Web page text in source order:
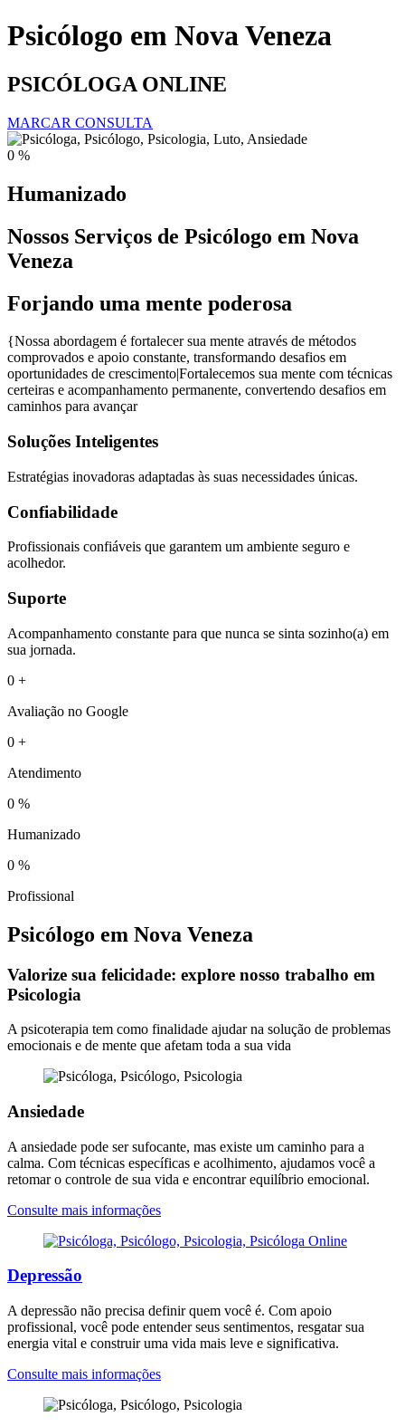
Psicólogo em Nova Veneza
PSICÓLOGA ONLINE
MARCAR CONSULTA
0 %
Humanizado
Nossos Serviços de Psicólogo em Nova
Veneza
Forjando uma mente poderosa
{Nossa abordagem é fortalecer sua mente através de métodos
comprovados e apoio constante, transformando desafios em
oportunidades de crescimento|Fortalecemos sua mente com técnicas
certeiras e acompanhamento permanente, convertendo desafios em
caminhos para avançar
Soluções Inteligentes
Estratégias inovadoras adaptadas às suas necessidades únicas.
Confiabilidade
Profissionais confiáveis que garantem um ambiente seguro e
acolhedor.
Suporte
Acompanhamento constante para que nunca se sinta sozinho(a) em
sua jornada.
0 +
Avaliação no Google
0 +
Atendimento
0 %
Humanizado
0 %
Profissional
Psicólogo em Nova Veneza
Valorize sua felicidade: explore nosso trabalho em
Psicologia
A psicoterapia tem como finalidade ajudar na solução de problemas
emocionais e de mente que afetam toda a sua vida
Ansiedade
A ansiedade pode ser sufocante, mas existe um caminho para a
calma. Com técnicas específicas e acolhimento, ajudamos você a
retomar o controle de sua vida e encontrar equilíbrio emocional.
Consulte mais informações
Depressão
A depressão não precisa definir quem você é. Com apoio
profissional, você pode entender seus sentimentos, resgatar sua
energia vital e construir uma vida mais leve e significativa.
Consulte mais informações